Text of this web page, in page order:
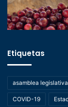
Etiquetas
asamblea legislativa
COVID-19